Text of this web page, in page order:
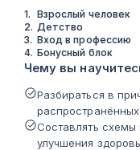
1. Взрослый человек
2. Детство
3. Вход в профессию
4. Бонусный блок
Чему вы
Разбираться в
Составлять схемы
улучшения